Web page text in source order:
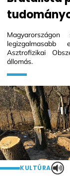
KULTÚRA
Asztrofizikai
állomás.